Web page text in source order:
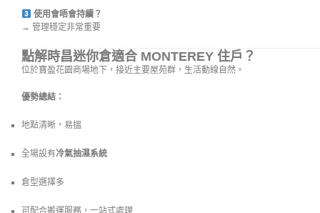
使用會唔會持續？
→ 管理穩定非常重要
點解時昌迷你倉適合 MONTEREY 住戶？
位於寶盈花園商場地下，接近主要屋苑群，生活動線自然。
優勢總結：
地點清晰，易搵
全場設有冷氣抽濕系統
倉型選擇多
可配合搬運服務，一站式處理